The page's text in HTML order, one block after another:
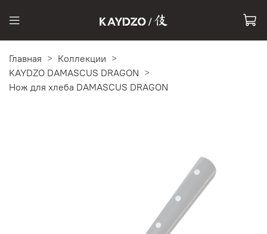
Главная
Коллекции
KAYDZO DAMASCUS DRAGON
Нож для хлеба DAMASCUS DRAGON